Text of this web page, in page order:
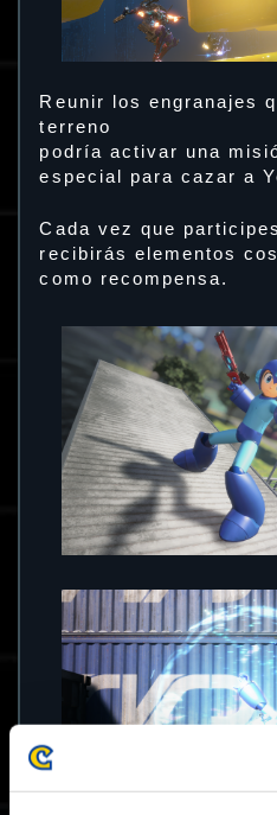
Reunir los engranajes
terreno
podría activar una
especial para cazar a
Cada vez que
recibirás elementos
como recompensa.